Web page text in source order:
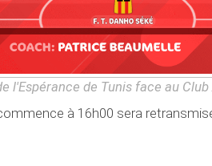
l'Espérance de Tunis face au
à 16h00 sera